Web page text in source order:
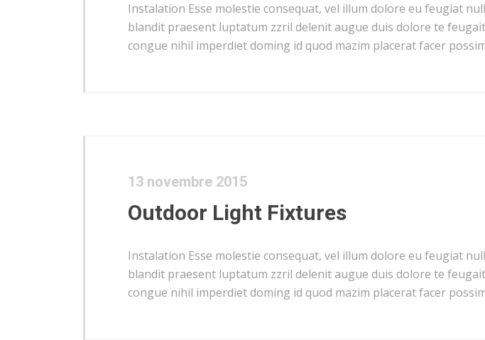
Instalation Esse molestie consequat, vel illum dolore eu feugiat
blandit praesent luptatum zzril delenit augue duis dolore te
congue nihil imperdiet doming id quod mazim placerat facer
13 novembre 2015
Outdoor Light Fixtures
Instalation Esse molestie consequat, vel illum dolore eu feugiat
blandit praesent luptatum zzril delenit augue duis dolore te
congue nihil imperdiet doming id quod mazim placerat facer